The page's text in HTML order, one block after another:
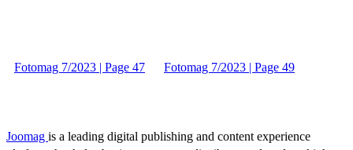
Fotomag 7/2023 | Page 47 Fotomag 7/2023 | Page 49
Joomag is a leading digital publishing and content experience